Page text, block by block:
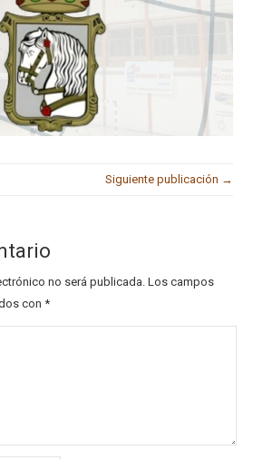
Siguiente publicación →
no será publicada. Los campos
con*